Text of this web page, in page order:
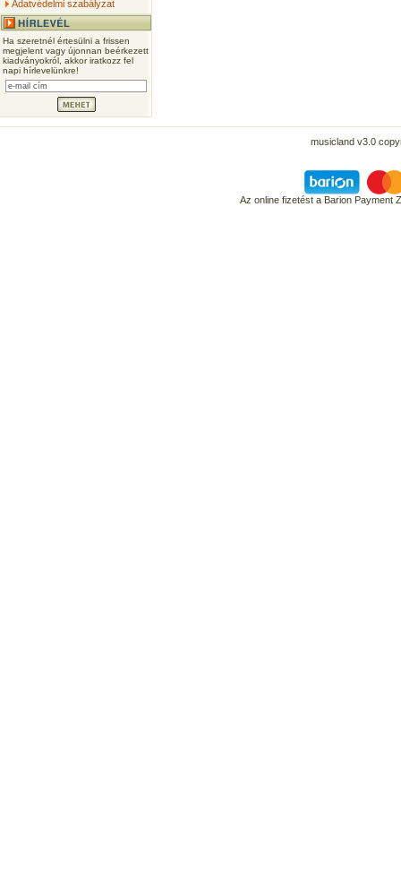
Adatvédelmi szabályzat
Ha szeretnél értesülni a frissen
megjelent vagy újonnan beérkezett
kiadványokról, akkor iratkozz fel
napi hírlevelünkre!
musicland v3.0
Az online fizetést a Barion Payment